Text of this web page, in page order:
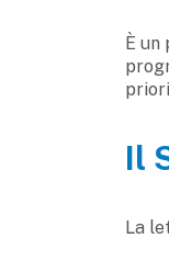
È un
Il
La